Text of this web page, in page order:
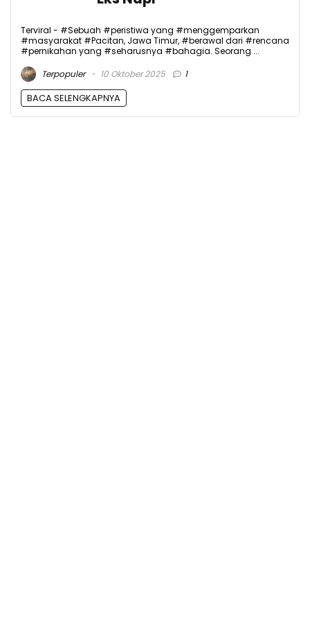
Terviral - #Sebuah #peristiwa yang #menggemparkan
#masyarakat #Pacitan, Jawa Timur, #berawal dari #rencana
#pernikahan yang #seharusnya #bahagia. Seorang ...
Terpopuler
10 Oktober 2025 1
BACA SELENGKAPNYA